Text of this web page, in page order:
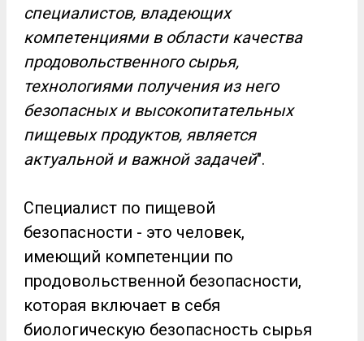
специалистов, владеющих
компетенциями в области качества
продовольственного сырья,
технологиями получения из него
безопасных и высокопитательных
пищевых продуктов, является
актуальной и важной задачей".
Специалист по пищевой
безопасности - это человек,
имеющий компетенции по
продовольственной безопасности,
которая включает в себя
биологическую безопасность сырья